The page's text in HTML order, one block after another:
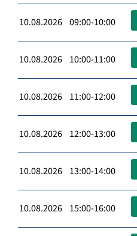
10.08.2026 09:00-10:00
10.08.2026 10:00-11:00
10.08.2026 11:00-12:00
10.08.2026 12:00-13:00
10.08.2026 13:00-14:00
10.08.2026 15:00-16:00